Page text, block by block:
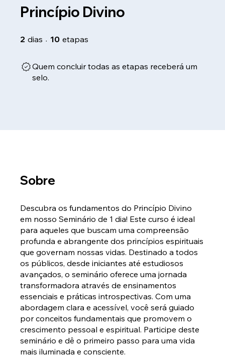
Princípio Divino
2 dias 2 dias
10 etapas
Quem concluir todas as etapas receberá um
selo.
Sobre
Descubra os fundamentos do Princípio Divino
em nosso Seminário de 1 dia! Este curso é ideal
para aqueles que buscam uma compreensão
profunda e abrangente dos princípios espirituais
que governam nossas vidas. Destinado a todos
os públicos, desde iniciantes até estudiosos
avançados, o seminário oferece uma jornada
transformadora através de ensinamentos
essenciais e práticas introspectivas. Com uma
abordagem clara e acessível, você será guiado
por conceitos fundamentais que promovem o
crescimento pessoal e espiritual. Participe deste
seminário e dê o primeiro passo para uma vida
mais iluminada e consciente.